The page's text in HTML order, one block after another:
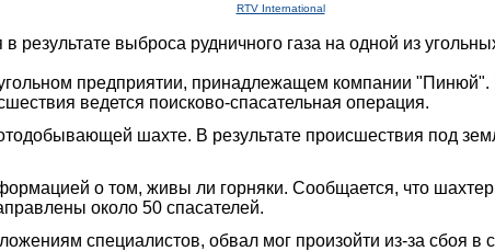
RTV International
результате выброса рудничного газа на одной из
предприятии, принадлежащем компании
ведется поисково-спасательная операция.
шахте. В результате происшествия под
о том, живы ли горняки. Сообщается, что
около 50 спасателей.
специалистов, обвал мог произойти из-за сбоя в